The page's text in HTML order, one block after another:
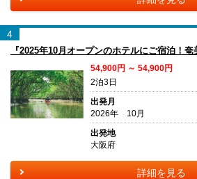
4
『2025年10月オープンのホテルにご宿泊！奄
54,900円 ～ 54,900円
2泊3日
出発月
2026年 10月
出発地
大阪府
詳細を見る